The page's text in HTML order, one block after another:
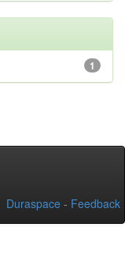
1
Duraspace - Feedback